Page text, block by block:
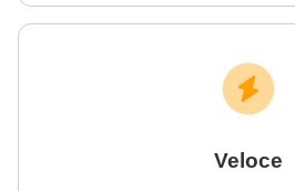
Veloce